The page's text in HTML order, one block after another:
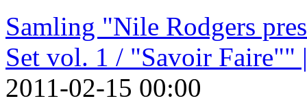
Samling "Nile Rodgers
Set vol. 1 / "Savoir Faire""
2011-02-15 00:00